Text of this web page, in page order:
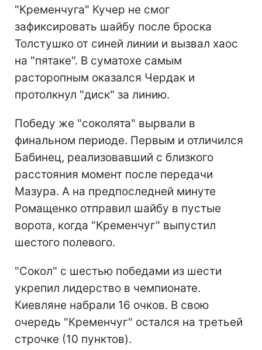
"Кременчуга" Кучер не смог
зафиксировать шайбу после броска
Толстушко от синей линии и вызвал хаос
на "пятаке". В суматохе самым
расторопным оказался Чердак и
протолкнул "диск" за линию.
Победу же "соколята" вырвали в
финальном периоде. Первым и отличился
Бабинец, реализовавший с близкого
расстояния момент после передачи
Мазура. А на предпоследней минуте
Ромащенко отправил шайбу в пустые
ворота, когда "Кременчуг" выпустил
шестого полевого.
"Сокол" с шестью победами из шести
укрепил лидерство в чемпионате.
Киевляне набрали 16 очков. В свою
очередь "Кременчуг" остался на третьей
строчке (10 пунктов).